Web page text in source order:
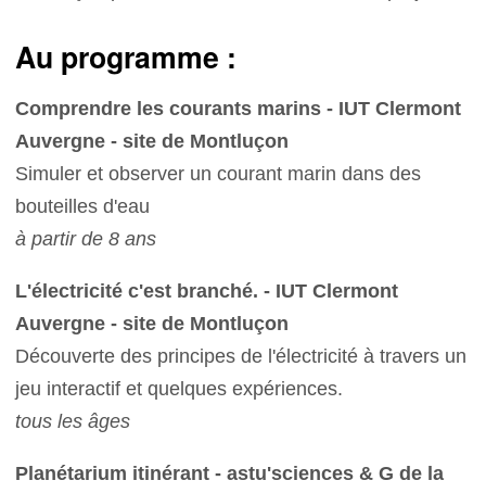
Au programme :
Comprendre les courants marins - IUT Clermont
Auvergne - site de Montluçon
Simuler et observer un courant marin dans des
bouteilles d'eau
à partir de 8 ans
L'électricité c'est branché. - IUT Clermont
Auvergne - site de Montluçon
Découverte des principes de l'électricité à travers un
jeu interactif et quelques expériences.
tous les âges
Planétarium itinérant - astu'sciences & G de la